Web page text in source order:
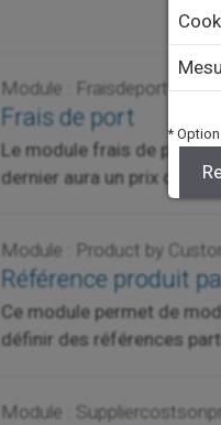
Module : Fraisdeport
Frais de port
Le module frais de port
dernier aura un prix qui
Module : Product by
Référence produit
Ce module permet de
définir des références
Module :
*